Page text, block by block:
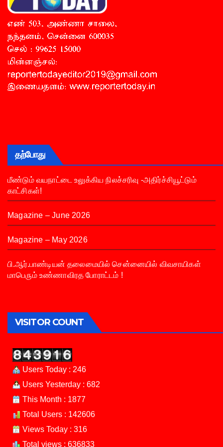
தற்போது
மீண்டும் வயநாட்டை உலுக்கிய நிலச்சரிவு -அதிர்ச்சியூட்டும்
காட்சிகள்!
Magazine – June 2026
Magazine – May 2026
பி.ஆர்.பாண்டியன் தலைமையில் சென்னையில் விவசாயிகள்
மாபெரும் உண்ணாவிரத போராட்டம் !
VISITOR COUNT
Users Today : 246
Users Yesterday : 682
This Month : 1877
Total Users : 142606
Views Today : 316
Total views : 636833